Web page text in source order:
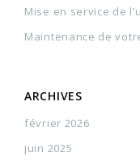
Mise en service de
Maintenance de
ARCHIVES
février 2026
juin 2025